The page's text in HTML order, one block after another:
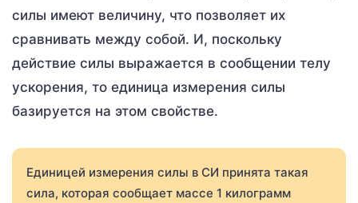
силы имеют величину, что позволяет их
сравнивать между собой. И, поскольку
действие силы выражается в сообщении телу
ускорения, то единица измерения силы
базируется на этом свойстве.
Единицей измерения силы в СИ принята такая
сила, которая сообщает массе 1 килограмм